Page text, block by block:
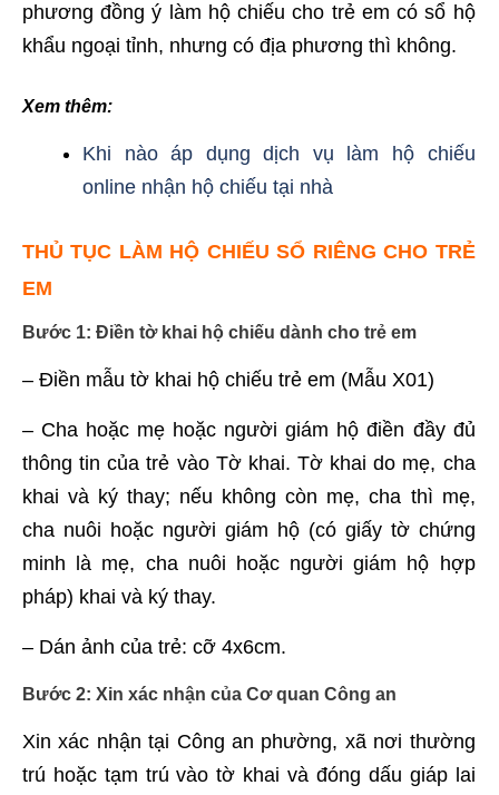
phương đồng ý làm hộ chiếu cho trẻ em có sổ hộ
khẩu ngoại tỉnh, nhưng có địa phương thì không.
Xem thêm:
Khi nào áp dụng dịch vụ làm hộ chiếu
online nhận hộ chiếu tại nhà
THỦ TỤC LÀM HỘ CHIẾU SỔ RIÊNG CHO TRẺ
EM
Bước 1: Điền tờ khai hộ chiếu dành cho trẻ em
– Điền mẫu tờ khai hộ chiếu trẻ em (Mẫu X01)
– Cha hoặc mẹ hoặc người giám hộ điền đầy đủ
thông tin của trẻ vào Tờ khai. Tờ khai do mẹ, cha
khai và ký thay; nếu không còn mẹ, cha thì mẹ,
cha nuôi hoặc người giám hộ (có giấy tờ chứng
minh là mẹ, cha nuôi hoặc người giám hộ hợp
pháp) khai và ký thay.
– Dán ảnh của trẻ: cỡ 4x6cm.
Bước 2: Xin xác nhận của Cơ quan Công an
Xin xác nhận tại Công an phường, xã nơi thường
trú hoặc tạm trú vào tờ khai và đóng dấu giáp lai